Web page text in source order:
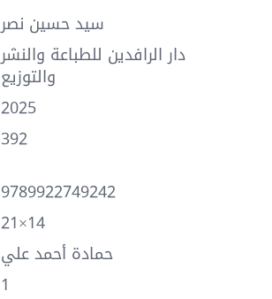
سيد حسين نصر
دار الرافدين للطباعة والنشر
والتوزيع
2025
392
9789922749242
21×14
حمادة أحمد علي
1